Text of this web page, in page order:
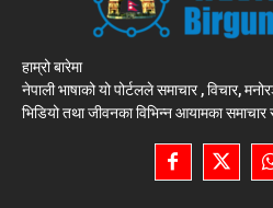
हाम्रो बारेमा
नेपाली भाषाको यो पोर्टलले समाचार , विचार,
भिडियो तथा जीवनका विभिन्न आयामका